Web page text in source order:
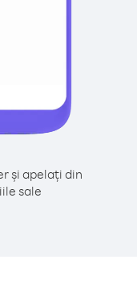
și apelați din
sale